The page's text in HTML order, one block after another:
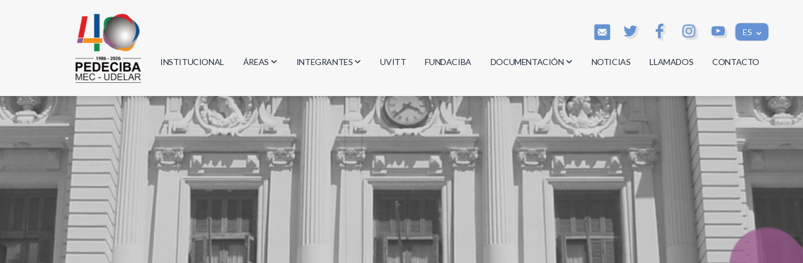
ES
INSTITUCIONAL ÁREAS
Biología
Física
Informática
Matemática
INTEGRANTES
Investigadores
Estudiantes
Egresados
UVITT FUNDACIBA DOCUMENTACIÓN
Actas
Reglamentos
Documentos
NOTICIAS LLAMADOS CONTACTO